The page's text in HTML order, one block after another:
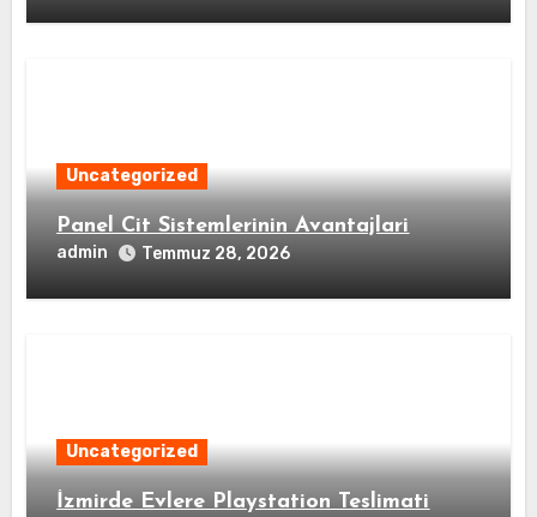
Uncategorized
Panel Cit Sistemlerinin Avantajlari
admin Temmuz 28, 2026
Uncategorized
İzmirde Evlere Playstation Teslimati